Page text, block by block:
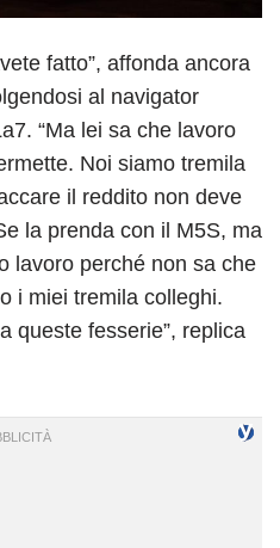
fatto”, affonda ancora
al navigator
“Ma lei sa che lavoro
Noi siamo tremila
il reddito non deve
la prenda con il M5S, ma
lavoro perché non sa che
i miei tremila colleghi.
queste fesserie”, replica